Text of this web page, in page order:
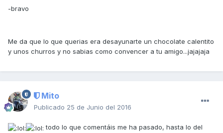
-bravo
Me da que lo que querias era desayunarte un chocolate calentito
y unos churros y no sabias como convencer a tu amigo...jajajaja
Mito
Publicado 25 de Junio del 2016
todo lo que comentáis me ha pasado, hasta lo del